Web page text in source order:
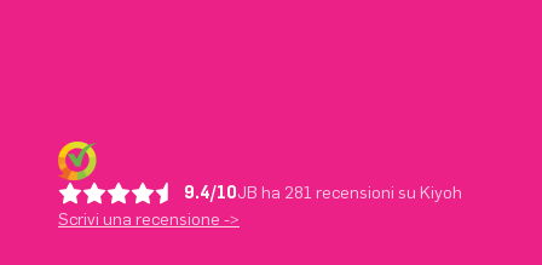
9.4/10JB ha 281 recensioni su Kiyoh
Scrivi una recensione ->